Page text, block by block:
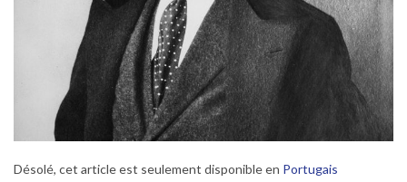
Désolé, cet article est seulement disponible en Portugais